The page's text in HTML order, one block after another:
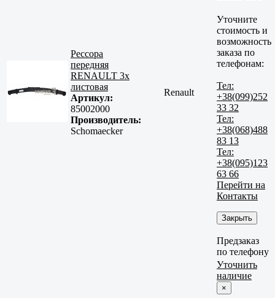
Рессора
передняя
RENAULT 3х
листовая
Артикул:
85002000
Производитель:
Schomaecker
Renault
Уточните
стоимость и
возможность
заказа по
телефонам:
Тел:
+38(099)252
33 32
Тел:
+38(068)488
83 13
Тел:
+38(095)123
63 66
Перейти на
Контакты
Закрыть
Предзаказ
по телефону
Уточнить
наличие
×